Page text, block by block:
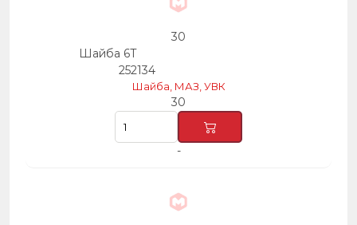
30
Шайба 6Т
252134
Шайба, МАЗ, УВК
30
-